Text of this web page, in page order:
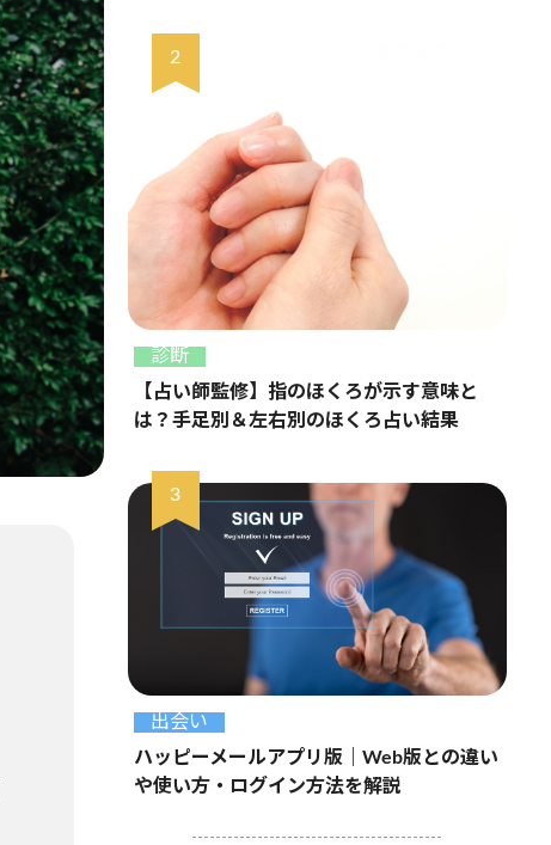
診断
【占い師監修】指のほくろが示す意味と
は？手足別＆左右別のほくろ占い結果
出会い
ハッピーメールアプリ版｜Web版との違い
や使い方・ログイン方法を解説